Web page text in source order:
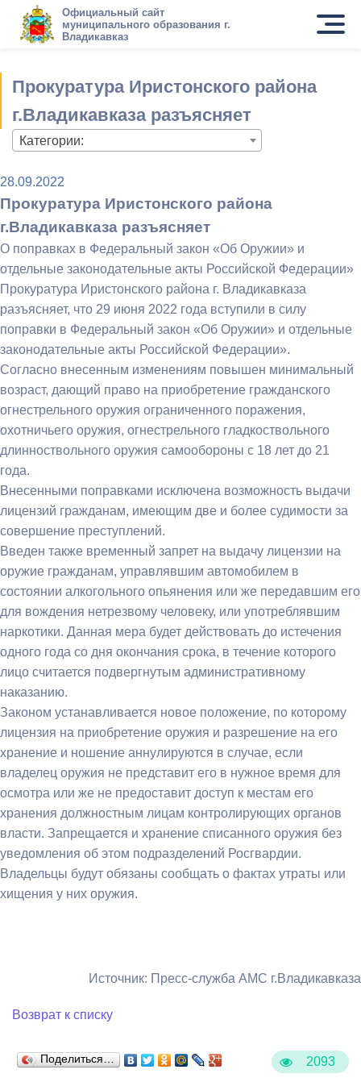
Официальный сайт
муниципального образования г.
Владикавказ
Прокуратура Иристонского района
г.Владикавказа разъясняет
Категории:
2093
28.09.2022
Прокуратура Иристонского района
г.Владикавказа разъясняет
О поправках в Федеральный закон «Об Оружии» и
отдельные законодательные акты Российской Федерации»
Прокуратура Иристонского района г. Владикавказа
разъясняет, что 29 июня 2022 года вступили в силу
поправки в Федеральный закон «Об Оружии» и отдельные
законодательные акты Российской Федерации».
Согласно внесенным изменениям повышен минимальный
возраст, дающий право на приобретение гражданского
огнестрельного оружия ограниченного поражения,
охотничьего оружия, огнестрельного гладкоствольного
длинноствольного оружия самообороны с 18 лет до 21
года.
Внесенными поправками исключена возможность выдачи
лицензий гражданам, имеющим две и более судимости за
совершение преступлений.
Введен также временный запрет на выдачу лицензии на
оружие гражданам, управлявшим автомобилем в
состоянии алкогольного опьянения или же передавшим его
для вождения нетрезвому человеку, или употреблявшим
наркотики. Данная мера будет действовать до истечения
одного года со дня окончания срока, в течение которого
лицо считается подвергнутым административному
наказанию.
Законом устанавливается новое положение, по которому
лицензия на приобретение оружия и разрешение на его
хранение и ношение аннулируются в случае, если
владелец оружия не представит его в нужное время для
осмотра или же не предоставит доступ к местам его
хранения должностным лицам контролирующих органов
власти. Запрещается и хранение списанного оружия без
уведомления об этом подразделений Росгвардии.
Владельцы будут обязаны сообщать о фактах утраты или
хищения у них оружия.
Источник: Пресс-служба АМС г.Владикавказа
Возврат к списку
Поделиться…